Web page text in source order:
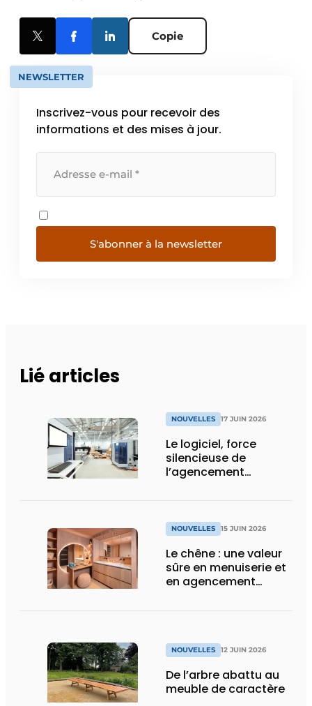
Copie
NEWSLETTER
Inscrivez-vous pour recevoir des
informations et des mises à jour.
S'abonner à la newsletter
Lié articles
NOUVELLES 17 JUIN 2026
Le logiciel, force
silencieuse de
l’agencement
NOUVELLES 15 JUIN 2026
Le chêne : une valeur
sûre en menuiserie et
en agencement
NOUVELLES 12 JUIN 2026
De l’arbre abattu au
meuble de caractère